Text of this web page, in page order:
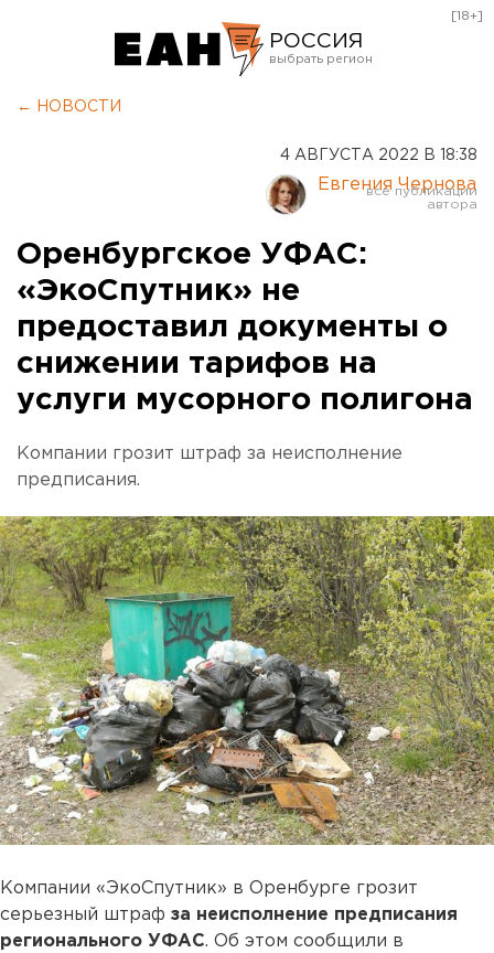
РОССИЯ
Курган
Оренбург
[18+]
← НОВОСТИ
4 АВГУСТА 2022 В 18:38
Евгения Чернова
Оренбургское УФАС:
«ЭкоСпутник» не
предоставил документы о
снижении тарифов на
услуги мусорного полигона
Компании грозит штраф за неисполнение
предписания.
Компании «ЭкоСпутник» в Оренбурге грозит
серьезный штраф за неисполнение предписания
регионального УФАС. Об этом сообщили в